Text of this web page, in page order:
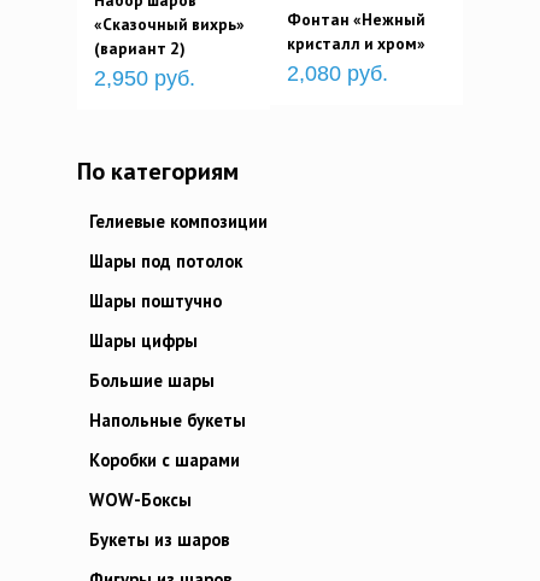
«Сказочный вихрь»
(вариант 2)
2,950 руб.
Фонтан «Нежный
кристалл и хром»
2,080 руб.
По категориям
Гелиевые композиции
Шары под потолок
Шары поштучно
Шары цифры
Большие шары
Напольные букеты
Коробки с шарами
WOW-Боксы
Букеты из шаров